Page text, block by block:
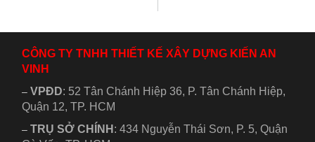
CÔNG TY TNHH THIẾT KẾ XÂY DỰNG KIẾN AN
VINH
–VPĐD: 52 Tân Chánh Hiệp 36, P. Tân Chánh Hiệp,
Quận 12, TP. HCM
– TRỤ SỞ CHÍNH :434 Nguyễn Thái Sơn, P. 5, Quận